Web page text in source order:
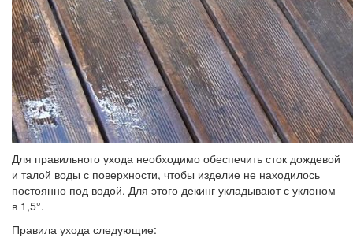
Для правильного ухода необходимо обеспечить сток дождевой
и талой воды с поверхности, чтобы изделие не находилось
постоянно под водой. Для этого декинг укладывают с уклоном
в 1,5°.
Правила ухода следующие: